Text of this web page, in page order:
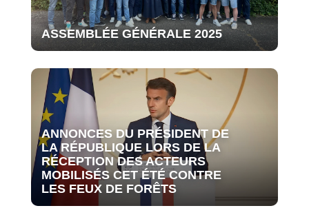
ASSEMBLÉE GÉNÉRALE 2025
ANNONCES DU PRÉSIDENT DE
LA RÉPUBLIQUE LORS DE LA
RÉCEPTION DES ACTEURS
MOBILISÉS CET ÉTÉ CONTRE
LES FEUX DE FORÊTS